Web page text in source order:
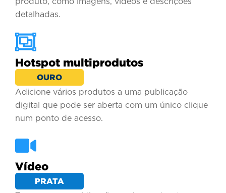
detalhadas.
Hotspot multiprodutos
OURO
Adicione vários produtos a uma publicação
digital que pode ser aberta com um único clique
num ponto de acesso.
Vídeo
PRATA